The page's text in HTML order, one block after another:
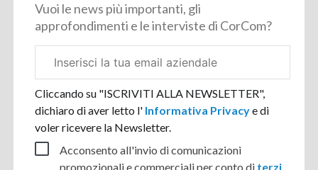
Vuoi le news più importanti, gli
approfondimenti e le interviste di CorCom?
aziendale
Cliccando su "ISCRIVITI ALLA NEWSLETTER",
dichiaro di aver letto l' Informativa Privacye di
voler ricevere la Newsletter.
Acconsento all'invio di comunicazioni
promozionali e commerciali per conto di terzi.